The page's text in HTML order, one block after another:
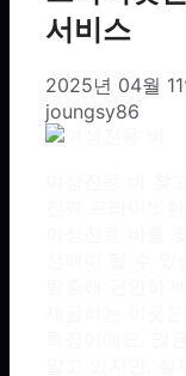
서비스
2025년 04월 11
joungsy86